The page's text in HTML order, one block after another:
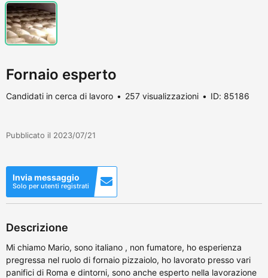
Fornaio esperto
Candidati in cerca di lavoro 257 visualizzazioni ID: 85186
Pubblicato il 2023/07/21
Invia messaggio
Solo per utenti registrati
Descrizione
Mi chiamo Mario, sono italiano , non fumatore, ho esperienza
pregressa nel ruolo di fornaio pizzaiolo, ho lavorato presso vari
panifici di Roma e dintorni, sono anche esperto nella lavorazione